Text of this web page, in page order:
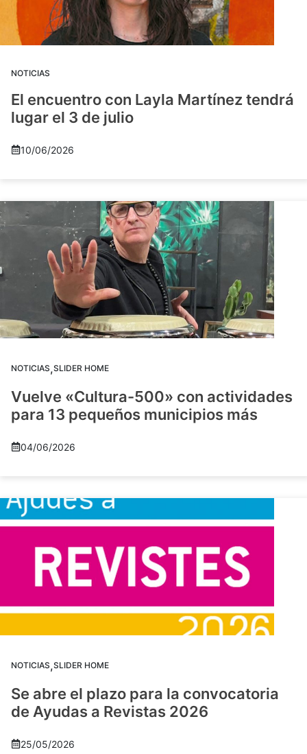
NOTICIAS
El encuentro con Layla Martínez tendrá
lugar el 3 de julio
10/06/2026
NOTICIAS,SLIDER HOME
Vuelve «Cultura-500» con actividades
para 13 pequeños municipios más
04/06/2026
NOTICIAS,SLIDER HOME
Se abre el plazo para la convocatoria
de Ayudas a Revistas 2026
25/05/2026